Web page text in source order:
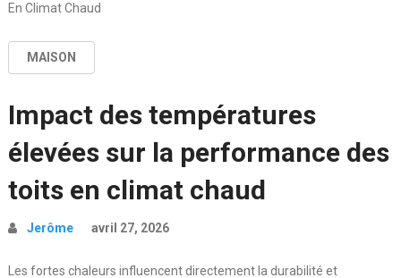
En Climat Chaud
MAISON
Impact des températures
élevées sur la performance des
toits en climat chaud
Jerôme avril 27, 2026
Les fortes chaleurs influencent directement la durabilité et